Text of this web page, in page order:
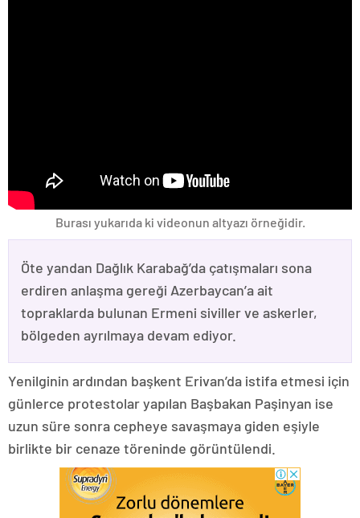
Burası yukarıda ki videonun altyazı örneğidir.
Öte yandan Dağlık Karabağ’da çatışmaları sona
erdiren anlaşma gereği Azerbaycan’a ait
topraklarda bulunan Ermeni siviller ve askerler,
bölgeden ayrılmaya devam ediyor.
Yenilginin ardından başkent Erivan’da istifa etmesi için
günlerce protestolar yapılan Başbakan Paşinyan ise
uzun süre sonra cepheye savaşmaya giden eşiyle
birlikte bir cenaze töreninde görüntülendi.